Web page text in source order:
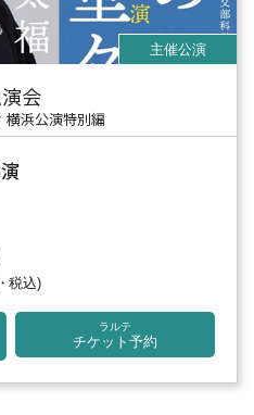
会
横浜公演特別編
税込)
ラルテ
チケット予約